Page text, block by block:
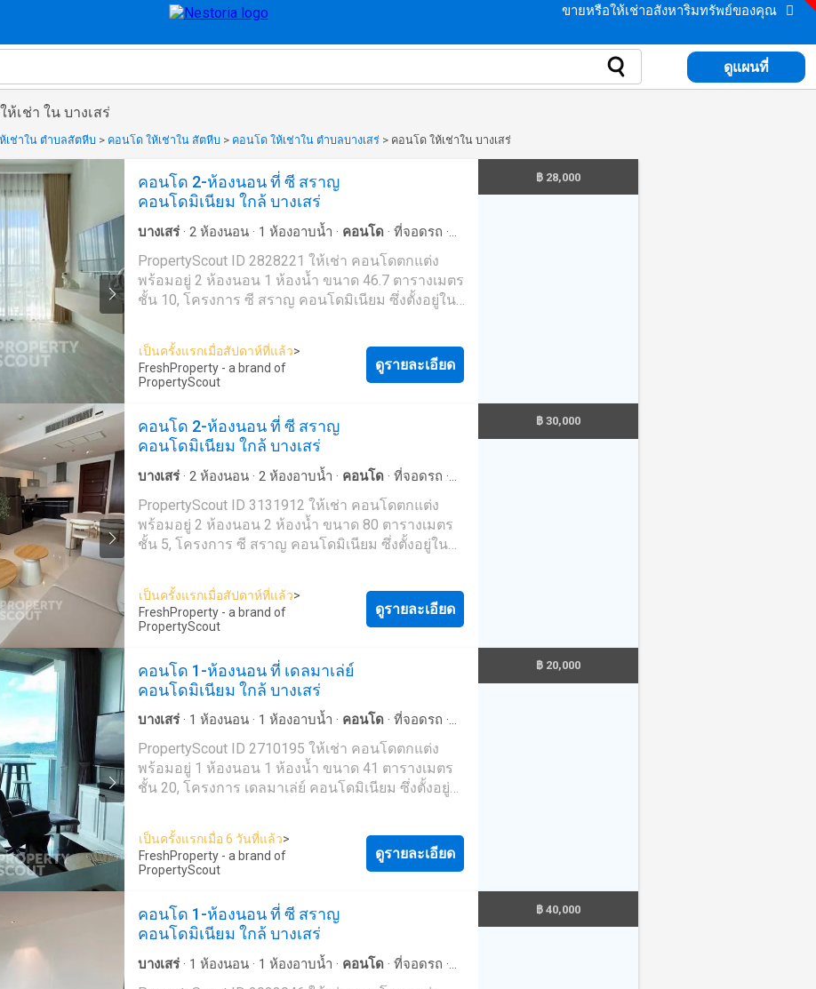
ขายหรือให้เช่าอสังหาริมทรัพย์ของคุณ
ดูแผนที่
ห้เช่า ใน บางเสร่
เช่าใน ตำบลสัตหีบ > คอนโด ให้เช่าใน สัตหีบ > คอนโด ให้เช่าใน ตำบลบางเสร่ > คอนโด ให้เช่าใน บางเสร่
คอนโด 2-ห้องนอน ที่ ซี สราญ
คอนโดมิเนียม ใกล้ บางเสร่
บางเสร่ · 2 ห้องนอน · 1 ห้องอาบน้ำ · คอนโด · ที่จอดรถ ·
เจ้าหน้าที่อำนวยความสะดวก·สวน · เตาย่าง ยาม
สระว่ายน้ำ
PropertyScout ID 2828221 ให้เช่า คอนโดตกแต่ง
พร้อมอยู่ 2 ห้องนอน 1 ห้องน้ำ ขนาด 46.7 ตารางเมตร
ชั้น 10, โครงการ ซี สราญ คอนโดมิเนียม ซึ่งตั้งอยู่ใน
ต้องการ พื้นที่ส่วนกลาง: * สร้างเสร็จในปี 2024 * ลาน
จอดรถในร่ม * สระว่ายน้ำ * กล้องวงจรปิด ยังไม่เจอ
ที่พักที่ถูกใจใช่หรือไม่ เรามุ่งเน้นไปที่การปล่อยเช่า
กรุงเทพฯ ภูเก็ต พัทยา หัวหิน เกาะสมุย เชียงใหม่ และ
ที่อื่นๆ อีกมากมาย ด้วยบริการจากทีมงานที่เป็นมือ
อาชีพ รวดเร็ว และหลากหลายภาษา เราเป็นหนึ่งใน
ตัวแทนอสังหาริมทรัพย์ชั้นนำของประเทศไทย และ
สามารถช่วยจัดหาที่พักสำหรับเช่า และขายให้กับคุณ
ได้ ติดต่อเราเลยวันนี้ เพื่อจัดหาอสังหาริมทรัพย์ที่
เหมาะสมที่สุดให้กับคุณในราคาสุดคุ้ม - โดยที่ไม่มีค่า
ใช้จ่ายใดๆ --- PropertyScout ---
607---- Facebook:
https://www.facebook.com/propertyscout.c---- Line:
@-------e Whatsapp: +66 92 663 ---- Email:
เป็นครั้งแรกเมื่อสัปดาห์ที่แล้ว>
FreshProperty - a brand of
PropertyScout
ดูรายละเอียด
฿ 28,000
คอนโด 2-ห้องนอน ที่ ซี สราญ
คอนโดมิเนียม ใกล้ บางเสร่
บางเสร่ · 2 ห้องนอน · 2 ห้องอาบน้ำ · คอนโด · ที่จอดรถ ·
เจ้าหน้าที่อำนวยความสะดวก·สวน · เตาย่าง ยาม
สระว่ายน้ำ
PropertyScout ID 3131912 ให้เช่า คอนโดตกแต่ง
พร้อมอยู่ 2 ห้องนอน 2 ห้องน้ำ ขนาด 80 ตารางเมตร
ชั้น 5, โครงการ ซี สราญ คอนโดมิเนียม ซึ่งตั้งอยู่ใน
ต้องการ พื้นที่ส่วนกลาง: * สร้างเสร็จในปี 2024 * ลาน
จอดรถในร่ม * สระว่ายน้ำ * กล้องวงจรปิด ยังไม่เจอ
ที่พักที่ถูกใจใช่หรือไม่ เรามุ่งเน้นไปที่การปล่อยเช่า
กรุงเทพฯ ภูเก็ต พัทยา หัวหิน เกาะสมุย เชียงใหม่ และ
ที่อื่นๆ อีกมากมาย ด้วยบริการจากทีมงานที่เป็นมือ
อาชีพ รวดเร็ว และหลากหลายภาษา เราเป็นหนึ่งใน
ตัวแทนอสังหาริมทรัพย์ชั้นนำของประเทศไทย และ
สามารถช่วยจัดหาที่พักสำหรับเช่า และขายให้กับคุณ
ได้ ติดต่อเราเลยวันนี้ เพื่อจัดหาอสังหาริมทรัพย์ที่
เหมาะสมที่สุดให้กับคุณในราคาสุดคุ้ม - โดยที่ไม่มีค่า
ใช้จ่ายใดๆ --- PropertyScout ---
607---- Facebook:
https://www.facebook.com/propertyscout.c---- Line:
@-------e Whatsapp: +66 92 663 ---- Email:
เป็นครั้งแรกเมื่อสัปดาห์ที่แล้ว>
FreshProperty - a brand of
PropertyScout
ดูรายละเอียด
฿ 30,000
คอนโด 1-ห้องนอน ที่ เดลมาเล่ย์
คอนโดมิเนียม ใกล้ บางเสร่
บางเสร่ · 1 ห้องนอน · 1 ห้องอาบน้ำ · คอนโด · ที่จอดรถ ·
เจ้าหน้าที่อำนวยความสะดวก·สวน · จากุซซี่
ซาวน่า
·ยาม·สระว่ายน้ำ
PropertyScout ID 2710195 ให้เช่า คอนโดตกแต่ง
พร้อมอยู่ 1 ห้องนอน 1 ห้องน้ำ ขนาด 41 ตารางเมตร
ชั้น 20, โครงการ เดลมาเล่ย์ คอนโดมิเนียม ซึ่งตั้งอยู่
คุณต้องการ ข้อมูลสิ่งอำนวยความสะดวกต่างๆ: *
ระเบียง * ไมโครเวฟ * ตู้เย็น * ทีวี พื้นที่ส่วนกลาง: *
สร้างเสร็จในปี 2013 * กล้องวงจรปิด * ฟิตเนส * ระบบ
รถในร่ม * เซาว์น่า * ฟิตเนส * สวน * จากุซซี่ ยังไม่เจอ
ที่พักที่ถูกใจใช่หรือไม่ เรามุ่งเน้นไปที่การปล่อยเช่า
และขายอสังหาริมทรัพย์ทั่วประเทศไทย ทั้งใน
กรุงเทพฯ ภูเก็ต พัทยา หัวหิน เกาะสมุย เชียงใหม่ และ
ที่อื่นๆ อีกมากมาย ด้วยบริการจากทีมงานที่เป็นมือ
เป็นครั้งแรกเมื่อ 6 วันที่แล้ว>
FreshProperty - a brand of
PropertyScout
ดูรายละเอียด
฿ 20,000
คอนโด 1-ห้องนอน ที่ ซี สราญ
คอนโดมิเนียม ใกล้ บางเสร่
บางเสร่ · 1 ห้องนอน · 1 ห้องอาบน้ำ · คอนโด · ที่จอดรถ ·
เจ้าหน้าที่อำนวยความสะดวก·สวน · เตาย่าง ยาม
฿ 40,000